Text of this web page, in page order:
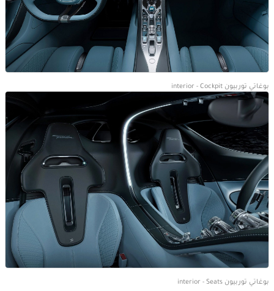
بوغاتي توربيون interior - Cockpit
بوغاتي توربيون interior - Seats